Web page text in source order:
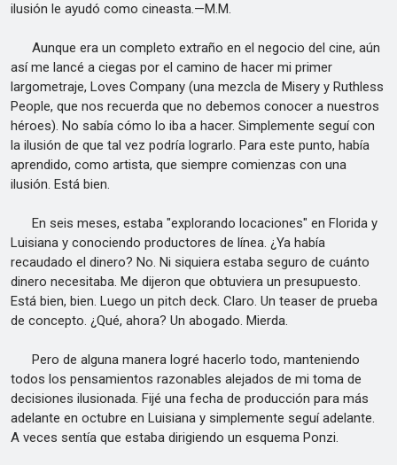
ilusión le ayudó como cineasta.—M.M.
Aunque era un completo extraño en el negocio del cine, aún
así me lancé a ciegas por el camino de hacer mi primer
largometraje, Loves Company (una mezcla de Misery y Ruthless
People, que nos recuerda que no debemos conocer a nuestros
héroes). No sabía cómo lo iba a hacer. Simplemente seguí con
la ilusión de que tal vez podría lograrlo. Para este punto, había
aprendido, como artista, que siempre comienzas con una
ilusión. Está bien.
En seis meses, estaba "explorando locaciones" en Florida y
Luisiana y conociendo productores de línea. ¿Ya había
recaudado el dinero? No. Ni siquiera estaba seguro de cuánto
dinero necesitaba. Me dijeron que obtuviera un presupuesto.
Está bien, bien. Luego un pitch deck. Claro. Un teaser de prueba
de concepto. ¿Qué, ahora? Un abogado. Mierda.
Pero de alguna manera logré hacerlo todo, manteniendo
todos los pensamientos razonables alejados de mi toma de
decisiones ilusionada. Fijé una fecha de producción para más
adelante en octubre en Luisiana y simplemente seguí adelante.
A veces sentía que estaba dirigiendo un esquema Ponzi.